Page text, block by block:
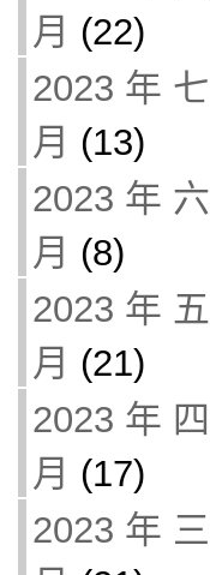
月 (22)
2023 年 七
月 (13)
2023 年 六
月 (8)
2023 年 五
月 (21)
2023 年 四
月 (17)
2023 年 三